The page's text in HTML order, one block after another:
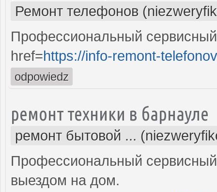
Ремонт телефонов
Профессиональный
href=https://info-remont-
odpowiedz
ремонт техники в барнауле
ремонт бытовой ...
Профессиональный
выездом на дом.